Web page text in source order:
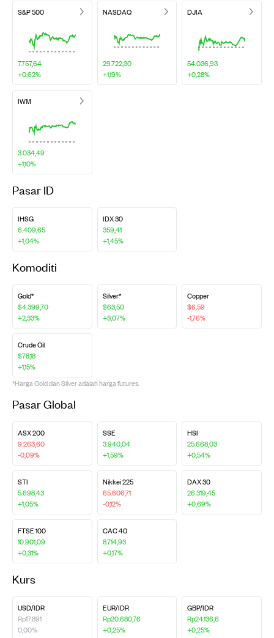
S&P 500
7.757,64
+0,62%
NASDAQ
29.722,30
+1,19%
DJIA
54.036,93
+0,28%
IWM
3.034,49
+1,10%
Pasar ID
IHSG
6.409,65
+1,04%
IDX 30
359,41
+1,45%
Komoditi
Gold*
$4.399,70
+2,33%
Silver*
$63,50
+3,07%
Copper
$6,59
-1,76%
Crude Oil
$78,18
+1,15%
*Harga Gold dan Silver adalah harga futures.
Pasar Global
ASX 200
9.263,60
-0,09%
SSE
3.940,04
+1,59%
HSI
25.668,03
+0,54%
STI
5.698,43
+1,05%
Nikkei 225
65.606,71
-0,12%
DAX 30
26.319,45
+0,69%
FTSE 100
10.901,09
+0,31%
CAC 40
8.714,93
+0,17%
Kurs
USD/IDR
Rp17.891
0,00%
EUR/IDR
Rp20.680,76
+0,25%
GBP/IDR
Rp24.136,6
+0,25%